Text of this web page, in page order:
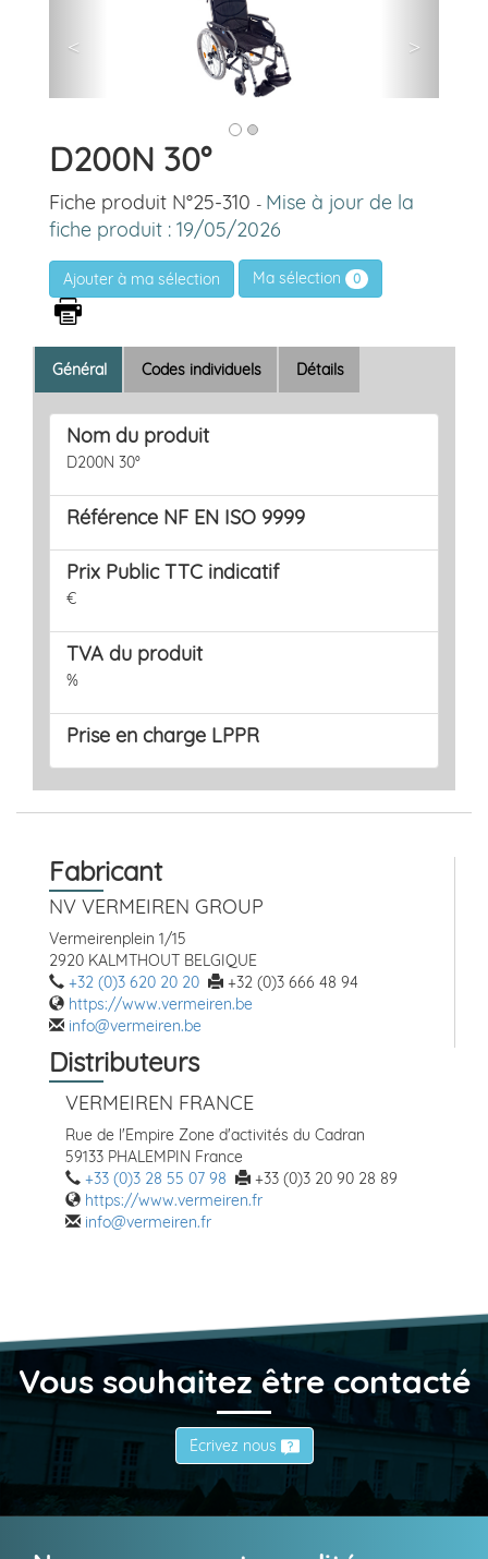
< >
D200N 30°
Fiche produit N°25-310 - Mise à jour de la
fiche produit : 19/05/2026
Ma sélection 0
Général Codes individuels Détails
Nom du produit
D200N 30°
Référence NF EN ISO 9999
Prix Public TTC indicatif
€
TVA du produit
%
Prise en charge LPPR
Fabricant
NV VERMEIREN GROUP
Vermeirenplein 1/15
2920 KALMTHOUT BELGIQUE
+32 (0)3 620 20 20
+32 (0)3 666 48 94
https://www.vermeiren.be
info@vermeiren.be
Distributeurs
VERMEIREN FRANCE
Rue de l'Empire Zone d'activités du Cadran
59133 PHALEMPIN France
+33 (0)3 28 55 07 98
+33 (0)3 20 90 28 89
https://www.vermeiren.fr
info@vermeiren.fr
Vous souhaitez être contacté
Écrivez nous